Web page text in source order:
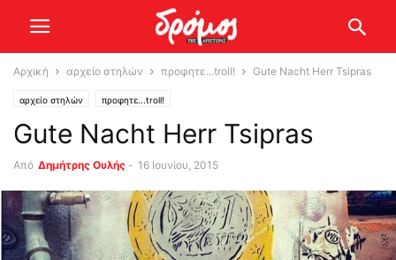
Αρχική αρχείο στηλών προφητε...troll! Gute Nacht Herr Tsipras
αρχείο στηλών προφητε...troll!
Gute Nacht Herr Tsipras
Από Δημήτρης Ουλής - 16 Ιουνίου, 2015